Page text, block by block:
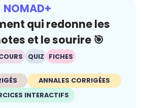
NOMAD+
qui redonne les
et le sourire 🎯
QUIZ FICHES
ANNALES CORRIGÉES
INTERACTIFS